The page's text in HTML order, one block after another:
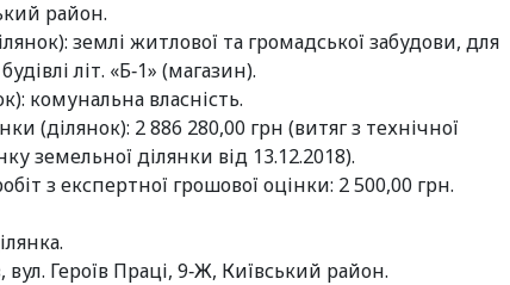
район.
землі житлової та громадської забудови, для
літ. «Б‑1» (магазин).
комунальна власність.
(ділянок): 2 886 280,00 грн (витяг з технічної
земельної ділянки від 13.12.2018).
з експертної грошової оцінки: 2 500,00 грн.
Героїв Праці, 9‑Ж, Київський район.